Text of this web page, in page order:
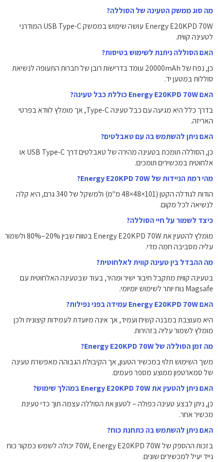
מה סוג ממשק הטעינה של הסוללה?
Energy E20KPD 70W עושה שימוש בממשק USB Type-C המודרני
לטעינה קווית.
האם הסוללה ניתנת לשימוש בטיסות?
כן, נפח של ‎20000mAh‎ עומד בדרישות רובן של חברות התעופה לנשיאת
סוללות במטען יד.
האם Energy E20KPD 70W כוללת כבל טעינה?
בדרך כלל היא מגיעה עם כבל טעינה Type-C, אך מומלץ לוודא בפרטי
האריזה.
האם ניתן להשתמש בה עם טאבלטים?
כן, הסוללה תומכת בטעינה מהירה של טאבלטים דרך USB Type-C או
אלחוטית במכשירים תומכים.
מהי רמת הניידות של Energy E20KPD 70W?
הודות לגודלה הקטן (101×48×48 מ"מ) ולמשקל של 340 גרם, היא קלה
לנשיאה לכל מקום.
כיצד לשמור על חיי הסוללה?
מומלץ להטעין את Energy E20KPD 70W בטווח שבין 20%–80% ולשמור
עליה מסביבה חמה מדי.
מה ההבדל בין טעינה קווית לאלחוטית?
בטעינה קווית מתקבל חיבור ישיר ומהיר, בעוד שבטעינה האלחוטית עם
Magsafe נוח יותר לשימוש יומיומי.
האם Energy E20KPD 70W עמידה בפני נפילות?
היא מעוצבת במבנה קשיח ועמיד, אך אינה מיועדת לעמידות קיצונית ולכן
מומלץ לשמור עליה בזהירות.
מה זמן הסוללה של Energy E20KPD 70W?
משך השימוש תלוי במכשיר הטעון, אך הקיבולת הגבוהה מאפשרת טעינה
של סמארטפון ממוצע מספר פעמים.
האם ניתן להטעין את Energy E20KPD 70W במהלך שימוש?
כן, ניתן לבצע טעינה כפולה – לטעון את הסוללה עצמה תוך כדי טעינת
מכשיר אחר.
האם ניתן להשתמש בה כתחנת כוח?
בזכות ההספק של ‎70W‎, Energy E20KPD 70W יכולה לשמש כמקור כוח
נייד יעיל למכשירים שונים.